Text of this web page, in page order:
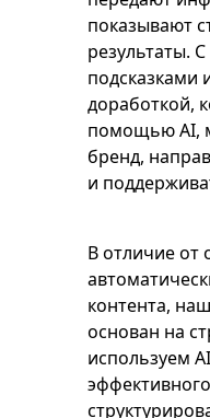
показывают
результаты.
подсказками
доработкой,
помощью AI,
бренд,
и
В отличие от
контента,
основан на
используем